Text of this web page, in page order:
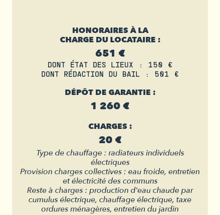
HONORAIRES À LA
CHARGE DU LOCATAIRE :
651 €
DONT ÉTAT DES LIEUX : 150 €
DONT RÉDACTION DU BAIL : 501 €
DÉPÔT DE GARANTIE :
1 260 €
CHARGES :
20 €
Type de chauffage : radiateurs individuels
électriques
Provision charges collectives : eau froide, entretien
et électricité des communs
Reste à charges : production d'eau chaude par
cumulus électrique, chauffage électrique, taxe
ordures ménagères, entretien du jardin